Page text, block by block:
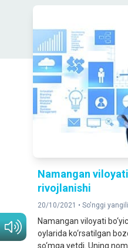
Namangan
rivojlanishi
20/10/2021 • So'nggi
Namangan viloyati
oylarida ko‘rsatilgan
so‘mga yetdi. Uning